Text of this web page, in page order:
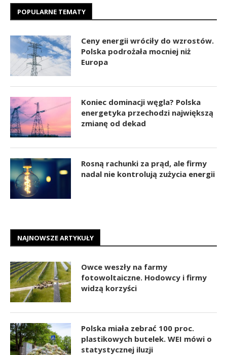
POPULARNE TEMATY
Ceny energii wróciły do wzrostów.
Polska podrożała mocniej niż
Europa
Koniec dominacji węgla? Polska
energetyka przechodzi największą
zmianę od dekad
Rosną rachunki za prąd, ale firmy
nadal nie kontrolują zużycia energii
NAJNOWSZE ARTYKUŁY
Owce weszły na farmy
fotowoltaiczne. Hodowcy i firmy
widzą korzyści
Polska miała zebrać 100 proc.
plastikowych butelek. WEI mówi o
statystycznej iluzji